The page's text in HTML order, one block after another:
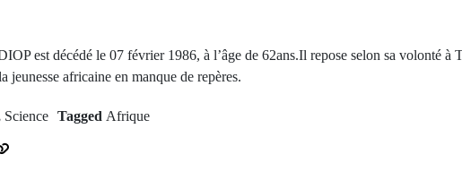
est décédé le 07 février 1986, à l’âge de 62ans.Il repose selon sa volonté
jeunesse africaine en manque de repères.
Science Tagged Afrique